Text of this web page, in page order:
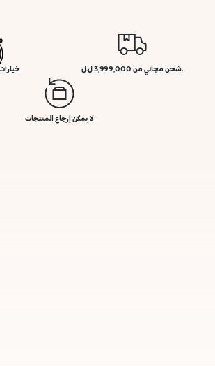
.شحن مجاني من 3,999,000 ل.ل
لا يمكن إرجاع المنتجات